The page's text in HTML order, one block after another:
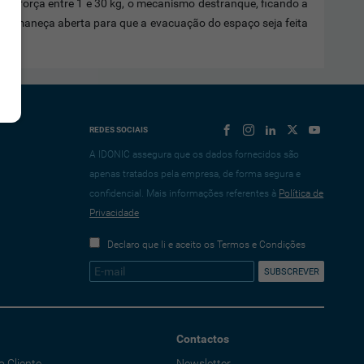
força entre 1 e 30 kg, o mecanismo destranque, ficando a
aberta para que a evacuação do espaço seja feita
REDES SOCIAIS
A IDONIC assegura que os dados fornecidos são
apenas tratados pela empresa, de forma segura e
confidencial. Mais informações referentes à Política de
Privacidade
Declaro que li e aceito os Termos e Condições
Contactos